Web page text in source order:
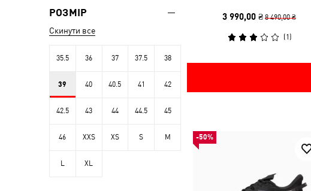
3 990,00 ₴ 8 490,00 ₴
(1 )
-50%
РОЗМІР
Скинути все
35.5 36 37 37.5 38
39 40 40.5 41 42
42.5 43 44 44.5 45
46 XXS XS S M
L XL